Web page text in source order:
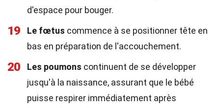
d'espace pour bouger.
19 Le fœtus commence à se positionner tête en
bas en préparation de l'accouchement.
20 Les poumons continuent de se développer
jusqu'à la naissance, assurant que le bébé
puisse respirer immédiatement après